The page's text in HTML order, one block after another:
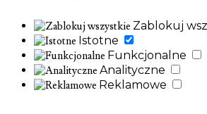
Zablokuj
Istotne
Funkcjonalne
Analityczne
Reklamowe